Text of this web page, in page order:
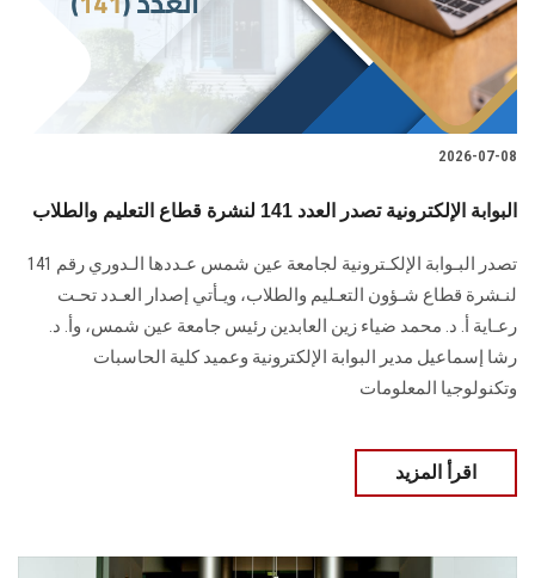
الدراسات العليا
الزائـرون
سجل الان
2026-07-08
البوابة الإلكترونية تصدر العدد 141 لنشرة قطاع التعليم والطلاب
تصدر البـوابة الإلكـترونية لجامعة عين شمس عـددها الـدوري رقم 141
لنـشرة قطاع شـؤون التعـليم ‏والطلاب‎، ويـأتي إصدار العـدد تحـت
رعـاية أ. د. محمد ضياء زين العابدين رئيس جامعة عين شمس، وأ. د.
‏رشا إسماعيل مدير البوابة الإلكترونية وعميد كلية الحاسبات
وتكنولوجيا المعلومات
اقرأ المزيد